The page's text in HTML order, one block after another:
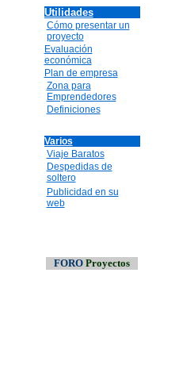
Utilidades
Cómo presentar un
proyecto
Evaluación
económica
Plan de empresa
Zona para
Emprendedores
Definiciones
Varios
Viaje Baratos
Despedidas de
soltero
Publicidad en su
web
FORO Proyectos